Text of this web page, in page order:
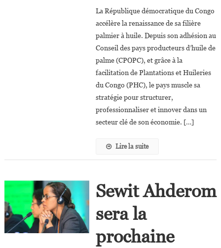
RDC,
PHC
Et
Le
CPOPC
Accélèrent
De
La République démocratique du Congo
accélère la renaissance de sa filière
palmier à huile. Depuis son adhésion au
Conseil des pays producteurs d’huile de
palme (CPOPC), et grâce à la
facilitation de Plantations et Huileries
du Congo (PHC), le pays muscle sa
stratégie pour structurer,
professionnaliser et innover dans un
secteur clé de son économie. […]
Lire la suite
Sewit Ahderom
sera la
prochaine